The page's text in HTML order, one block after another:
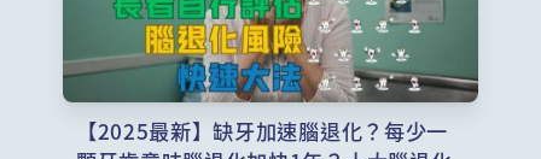
【2025最新】缺牙加速腦退化？每少一